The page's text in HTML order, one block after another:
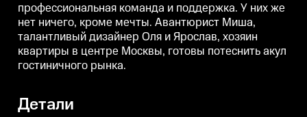
профессиональная команда и поддержка. У них же
нет ничего, кроме мечты. Авантюрист Миша,
талантливый дизайнер Оля и Ярослав, хозяин
квартиры в центре Москвы, готовы потеснить акул
гостиничного рынка.
Детали